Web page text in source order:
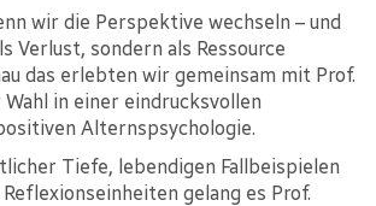
wir die Perspektive wechseln – und
Verlust, sondern als Ressource
das erlebten wir gemeinsam mit Prof.
Wahl in einer eindrucksvollen
Alternspsychologie.
Tiefe, lebendigen Fallbeispielen
gelang es Prof.